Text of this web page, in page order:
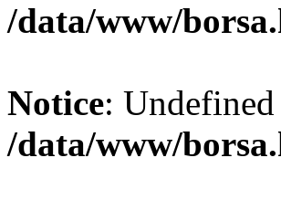
/data/www/
Notice:
/data/www/